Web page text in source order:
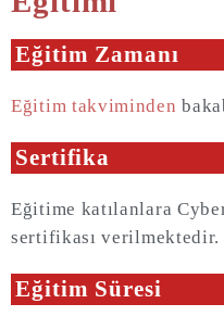
Eğitim Zamanı
Eğitim takviminden
Sertifika
Eğitime katılanlara
sertifikası verilmektedir.
Eğitim Süresi